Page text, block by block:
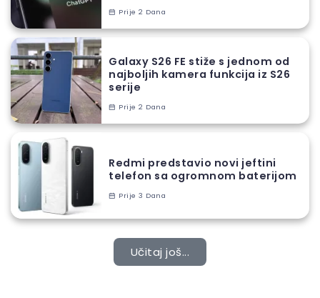
Prije 2 Dana
Galaxy S26 FE stiže s jednom od
najboljih kamera funkcija iz S26
serije
Prije 2 Dana
Redmi predstavio novi jeftini
telefon sa ogromnom baterijom
Prije 3 Dana
Učitaj još...